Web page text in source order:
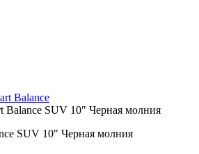
Balance
Balance SUV 10" Черная молния
SUV 10" Черная молния